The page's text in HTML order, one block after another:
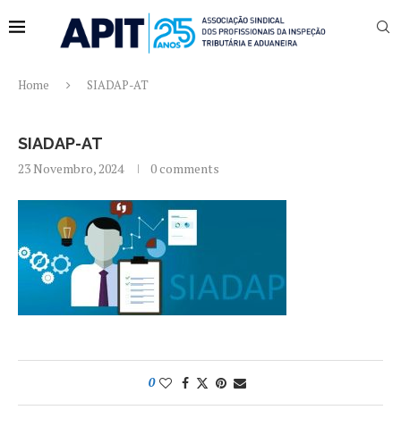
Home SIADAP-AT
SIADAP-AT
23 Novembro, 2024 0 comments
0